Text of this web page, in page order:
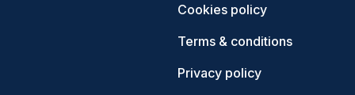
Cookies policy
Terms & conditions
Privacy policy